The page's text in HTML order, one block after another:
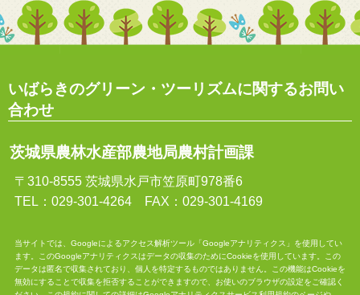
いばらきのグリーン・ツーリズムに関するお問い
合わせ
茨城県農林水産部農地局農村計画課
〒310-8555 茨城県水戸市笠原町978番6
TEL：029-301-4264 FAX：029-301-4169
当サイトでは、Googleによるアクセス解析ツール「Googleアナリティクス」を使用してい
ます。このGoogleアナリティクスはデータの収集のためにCookieを使用しています。この
データは匿名で収集されており、個人を特定するものではありません。この機能はCookieを
無効にすることで収集を拒否することができますので、お使いのブラウザの設定をご確認く